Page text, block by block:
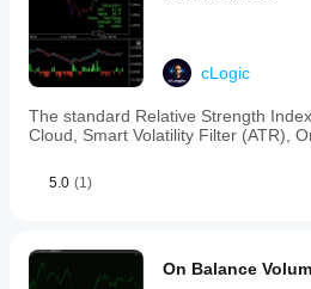
cLogic
The standard Relative Strength
Cloud, Smart Volatility Filter (ATR),
5.0 (1)
On Balance